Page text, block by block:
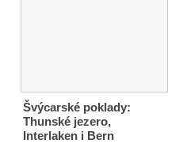
Švýcarské poklady:
Thunské jezero,
Interlaken i Bern